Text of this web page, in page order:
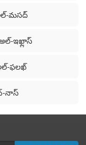
మసద్
ఇఖ్లాస్
ఫలఖ్
నాస్